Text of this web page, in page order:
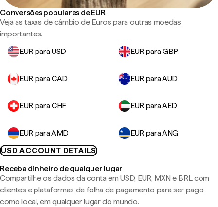
Conversões populares de EUR
Veja as taxas de câmbio de Euros para outras moedas
importantes.
EUR para USD
EUR para GBP
EUR para CAD EUR para AUD
EUR para CHF EUR para AED
EUR para AMD
EUR para ANG
USD ACCOUNT DETAILS
Receba dinheiro de qualquer lugar
Compartilhe os dados da conta em USD, EUR, MXN e BRL com
clientes e plataformas de folha de pagamento para ser pago
como local, em qualquer lugar do mundo.